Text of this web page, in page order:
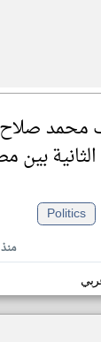
صلاح
بين
Politics